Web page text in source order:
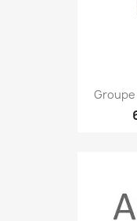
Groupe